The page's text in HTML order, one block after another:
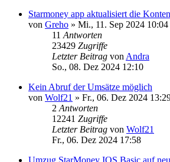
Starmoney app aktualisiert die
von Greho » Mi., 11. Sep 2024 10:04
11 Antworten
23429 Zugriffe
Letzter Beitrag von Andra
So., 08. Dez 2024 12:10
Kein Abruf der Umsätze möglich
von Wolf21 » Fr., 06. Dez 2024
2 Antworten
12241 Zugriffe
Letzter Beitrag von Wolf21
Fr., 06. Dez 2024 17:58